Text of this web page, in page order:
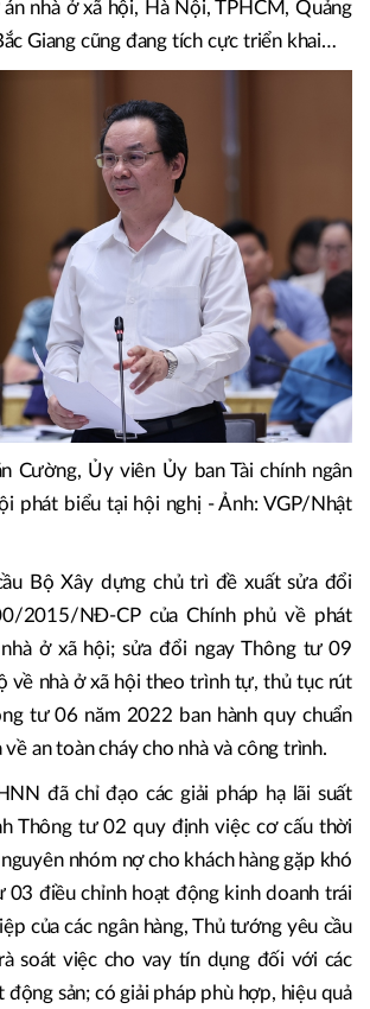
11/3/2023 của Chính phủ và gói hỗ trợ
quyết số 11/NQ-CP của Chính phủ về
hồi kinh tế.
Hòa Bình, Bình Định đang làm tốt việc
án nhà ở xã hội, Hà Nội, TPHCM, Quảng
Giang cũng đang tích cực triển khai…
Cường, Ủy viên Ủy ban Tài chính ngân
phát biểu tại hội nghị - Ảnh: VGP/Nhật
Bộ Xây dựng chủ trì đề xuất sửa đổi
ở xã hội; sửa đổi ngay Thông tư 09
về nhà ở xã hội theo trình tự, thủ tục rút
tư 06 năm 2022 ban hành quy chuẩn
về an toàn cháy cho nhà và công trình.
đã chỉ đạo các giải pháp hạ lãi suất
Thông tư 02 quy định việc cơ cấu thời